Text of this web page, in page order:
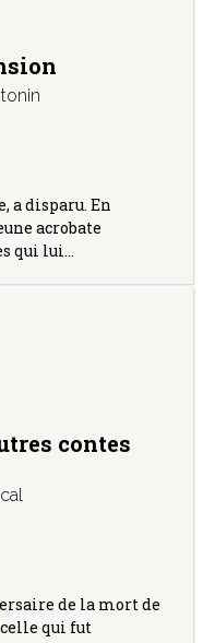
a disparu. En
acrobate
qui lui…
contes
de la mort de
celle qui fut